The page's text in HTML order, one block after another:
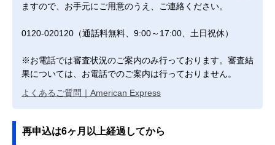
ますので、お手元にご用意のうえ、ご連絡ください。
0120-020120（通話料無料、9:00～17:00、土日祝休）
※お電話では審査状況のご案内のみ行っております。審査結
果については、お電話でのご案内は行っておりません。
よくあるご質問｜American Express
再申込は6ヶ月以上経過してから